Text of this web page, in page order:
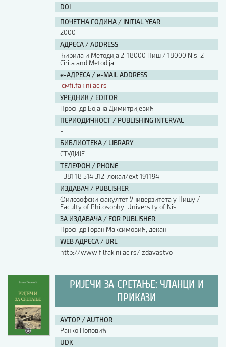
DOI
ПОЧЕТНА ГОДИНА / INITIAL YEAR
2000
АДРЕСА / ADDRESS
Ћирила и Методија 2, 18000 Ниш / 18000 Nis, 2
Cirila and Metodija
е-АДРЕСА / e-MAIL ADDRESS
ic@filfak.ni.ac.rs
УРЕДНИК / EDITOR
Проф. др Бојана Димитријевић
ПЕРИОДИЧНОСТ / PUBLISHING INTERVAL
-
БИБЛИОТЕКА / LIBRARY
СТУДИЈЕ
ТЕЛЕФОН / PHONE
+381 18 514 312, локал/ext 191,194
ИЗДАВАЧ / PUBLISHER
Филозофски факултет Универзитета у Нишу /
Faculty of Philosophy, University of Nis
ЗА ИЗДАВАЧА / FOR PUBLISHER
Проф. др Горан Максимовић, декан
WEB АДРЕСА / URL
http://www.filfak.ni.ac.rs/izdavastvo
РИЈЕЧИ ЗА СРЕТАЊЕ: ЧЛАНЦИ И
ПРИКАЗИ
АУТОР / AUTHOR
Ранко Поповић
UDK